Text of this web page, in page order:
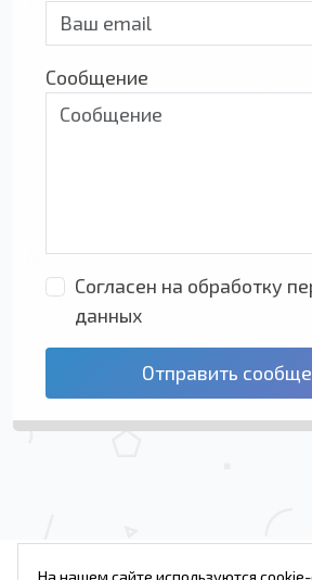
Сообщение
Согласен на обработку
данных
Отправить
На нашем сайте используются